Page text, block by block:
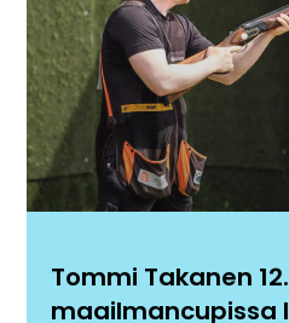
Tommi Takanen
maailmancupissa